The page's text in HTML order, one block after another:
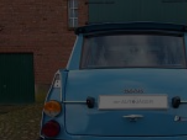
DER AUTOJÄGER
KONTAKT
ENGLISH
0 1515 / 466 66 80